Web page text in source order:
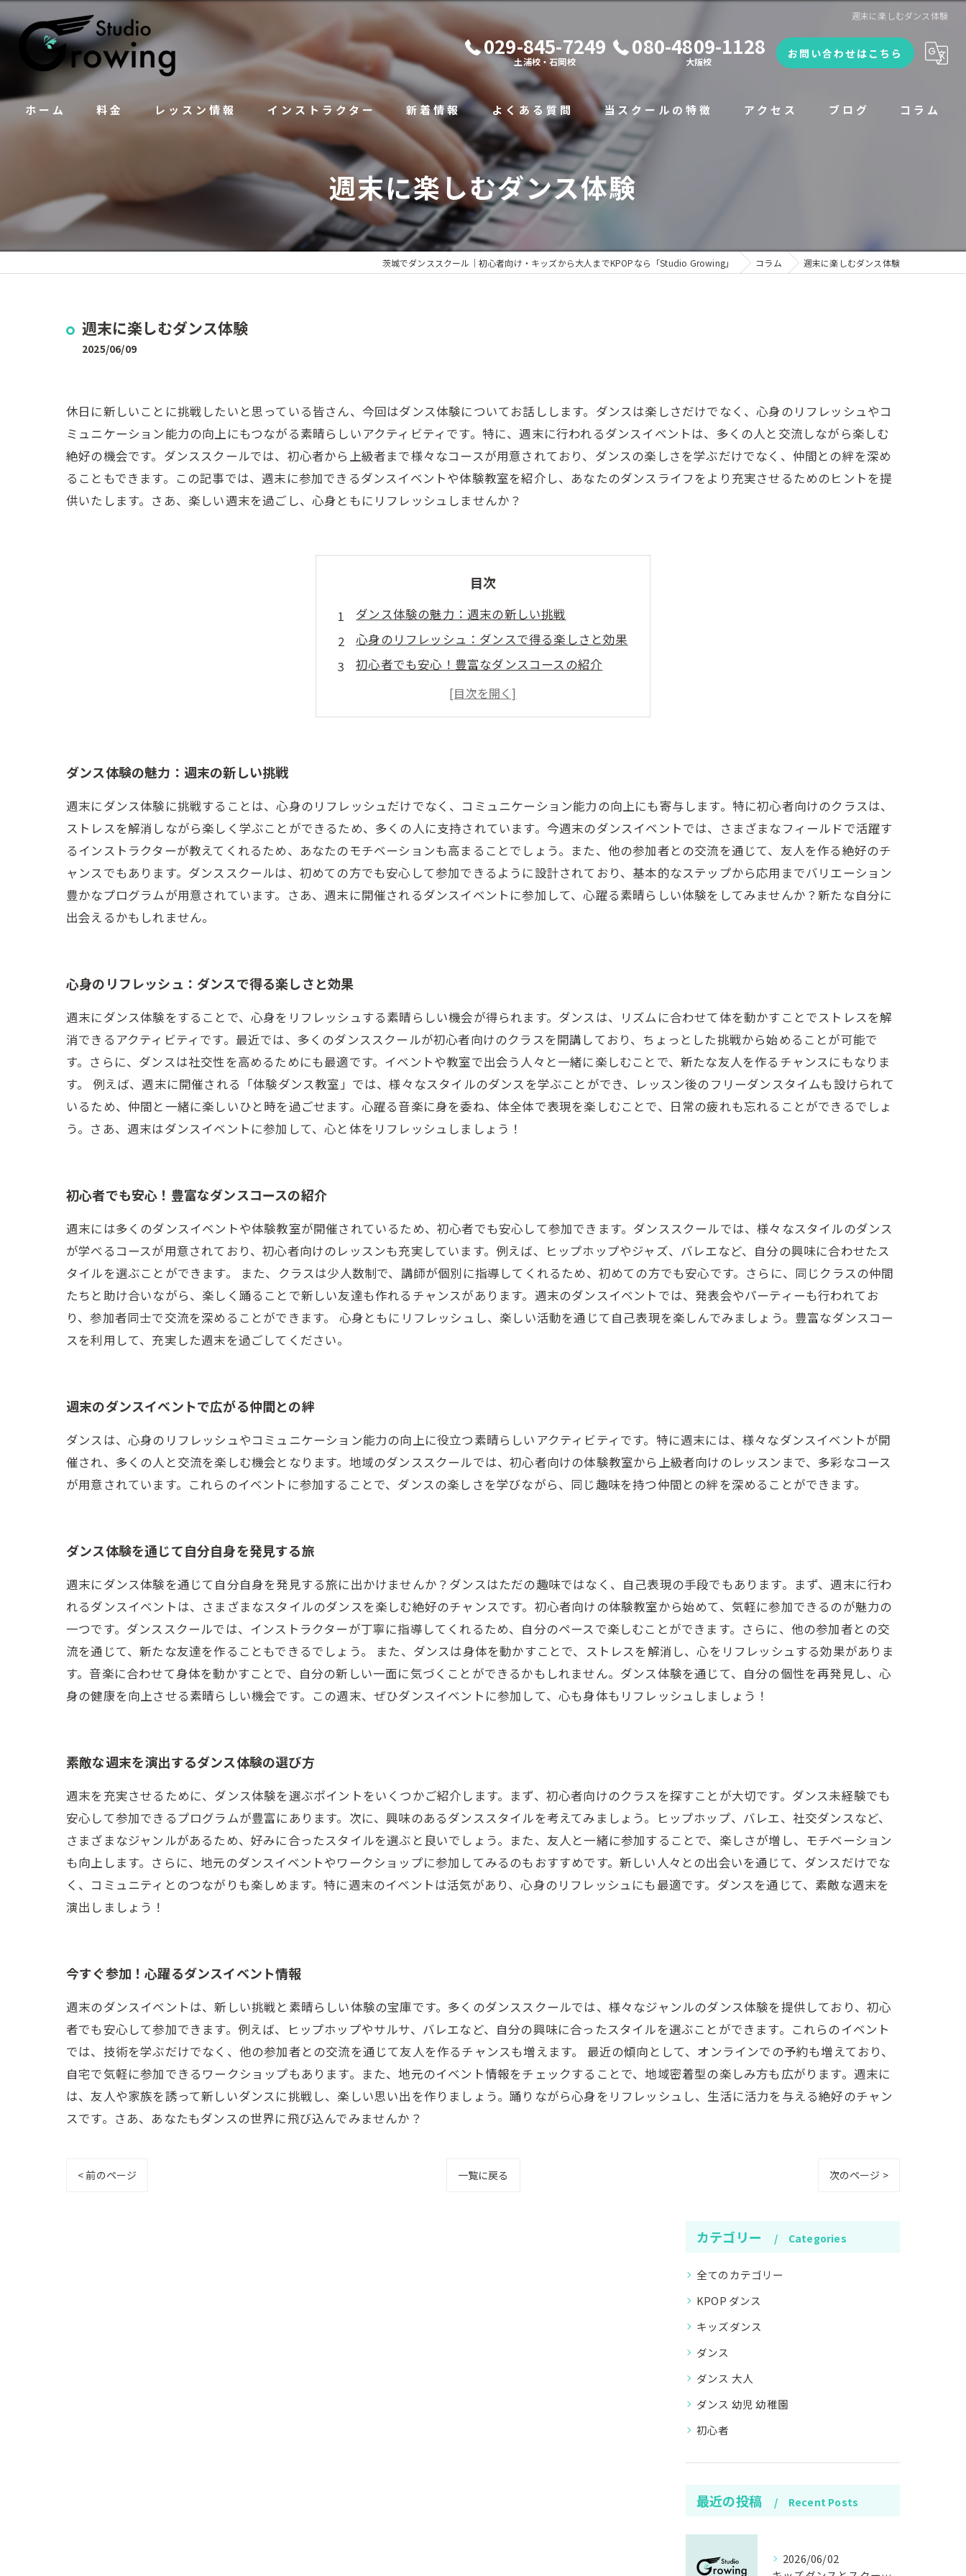
週末に楽しむダンス体験
029-845-7249
土浦校・石岡校
080-4809-1128
大阪校
お問い合わせはこちら
ホーム 料金 レッスン情報 インストラクター 新着情報 よくある質問 当スクールの特徴
初心者
キッズ
中学生
アクセス ブログ コラム
週末に楽しむダンス体験
茨城でダンススクール｜初心者向け・キッズから大人までKPOPなら「Studio Growing」 コラム 週末に楽しむダンス体験
週末に楽しむダンス体験
2025/06/09
休日に新しいことに挑戦したいと思っている皆さん、今回はダンス体験についてお話しします。ダンスは楽しさだけでなく、心身のリフレッシュやコ
ミュニケーション能力の向上にもつながる素晴らしいアクティビティです。特に、週末に行われるダンスイベントは、多くの人と交流しながら楽しむ
絶好の機会です。ダンススクールでは、初心者から上級者まで様々なコースが用意されており、ダンスの楽しさを学ぶだけでなく、仲間との絆を深め
ることもできます。この記事では、週末に参加できるダンスイベントや体験教室を紹介し、あなたのダンスライフをより充実させるためのヒントを提
供いたします。さあ、楽しい週末を過ごし、心身ともにリフレッシュしませんか？
目次
ダンス体験の魅力：週末の新しい挑戦
心身のリフレッシュ：ダンスで得る楽しさと効果
初心者でも安心！豊富なダンスコースの紹介
週末のダンスイベントで広がる仲間との絆
ダンス体験を通じて自分自身を発見する旅
ダンス体験の魅力：週末の新しい挑戦
週末にダンス体験に挑戦することは、心身のリフレッシュだけでなく、コミュニケーション能力の向上にも寄与します。特に初心者向けのクラスは、
ストレスを解消しながら楽しく学ぶことができるため、多くの人に支持されています。今週末のダンスイベントでは、さまざまなフィールドで活躍す
るインストラクターが教えてくれるため、あなたのモチベーションも高まることでしょう。また、他の参加者との交流を通じて、友人を作る絶好のチ
ャンスでもあります。ダンススクールは、初めての方でも安心して参加できるように設計されており、基本的なステップから応用までバリエーション
豊かなプログラムが用意されています。さあ、週末に開催されるダンスイベントに参加して、心躍る素晴らしい体験をしてみませんか？新たな自分に
出会えるかもしれません。
心身のリフレッシュ：ダンスで得る楽しさと効果
週末にダンス体験をすることで、心身をリフレッシュする素晴らしい機会が得られます。ダンスは、リズムに合わせて体を動かすことでストレスを解
消できるアクティビティです。最近では、多くのダンススクールが初心者向けのクラスを開講しており、ちょっとした挑戦から始めることが可能で
す。さらに、ダンスは社交性を高めるためにも最適です。イベントや教室で出会う人々と一緒に楽しむことで、新たな友人を作るチャンスにもなりま
す。 例えば、週末に開催される「体験ダンス教室」では、様々なスタイルのダンスを学ぶことができ、レッスン後のフリーダンスタイムも設けられて
いるため、仲間と一緒に楽しいひと時を過ごせます。心躍る音楽に身を委ね、体全体で表現を楽しむことで、日常の疲れも忘れることができるでしょ
う。さあ、週末はダンスイベントに参加して、心と体をリフレッシュしましょう！
初心者でも安心！豊富なダンスコースの紹介
週末には多くのダンスイベントや体験教室が開催されているため、初心者でも安心して参加できます。ダンススクールでは、様々なスタイルのダンス
が学べるコースが用意されており、初心者向けのレッスンも充実しています。例えば、ヒップホップやジャズ、バレエなど、自分の興味に合わせたス
タイルを選ぶことができます。 また、クラスは少人数制で、講師が個別に指導してくれるため、初めての方でも安心です。さらに、同じクラスの仲間
たちと助け合いながら、楽しく踊ることで新しい友達も作れるチャンスがあります。週末のダンスイベントでは、発表会やパーティーも行われてお
り、参加者同士で交流を深めることができます。 心身ともにリフレッシュし、楽しい活動を通じて自己表現を楽しんでみましょう。豊富なダンスコー
スを利用して、充実した週末を過ごしてください。
週末のダンスイベントで広がる仲間との絆
ダンスは、心身のリフレッシュやコミュニケーション能力の向上に役立つ素晴らしいアクティビティです。特に週末には、様々なダンスイベントが開
催され、多くの人と交流を楽しむ機会となります。地域のダンススクールでは、初心者向けの体験教室から上級者向けのレッスンまで、多彩なコース
が用意されています。これらのイベントに参加することで、ダンスの楽しさを学びながら、同じ趣味を持つ仲間との絆を深めることができます。
ダンス体験を通じて自分自身を発見する旅
週末にダンス体験を通じて自分自身を発見する旅に出かけませんか？ダンスはただの趣味ではなく、自己表現の手段でもあります。まず、週末に行わ
れるダンスイベントは、さまざまなスタイルのダンスを楽しむ絶好のチャンスです。初心者向けの体験教室から始めて、気軽に参加できるのが魅力の
一つです。ダンススクールでは、インストラクターが丁寧に指導してくれるため、自分のペースで楽しむことができます。さらに、他の参加者との交
流を通じて、新たな友達を作ることもできるでしょう。 また、ダンスは身体を動かすことで、ストレスを解消し、心をリフレッシュする効果がありま
す。音楽に合わせて身体を動かすことで、自分の新しい一面に気づくことができるかもしれません。ダンス体験を通じて、自分の個性を再発見し、心
身の健康を向上させる素晴らしい機会です。この週末、ぜひダンスイベントに参加して、心も身体もリフレッシュしましょう！
素敵な週末を演出するダンス体験の選び方
週末を充実させるために、ダンス体験を選ぶポイントをいくつかご紹介します。まず、初心者向けのクラスを探すことが大切です。ダンス未経験でも
安心して参加できるプログラムが豊富にあります。次に、興味のあるダンススタイルを考えてみましょう。ヒップホップ、バレエ、社交ダンスなど、
さまざまなジャンルがあるため、好みに合ったスタイルを選ぶと良いでしょう。また、友人と一緒に参加することで、楽しさが増し、モチベーション
も向上します。さらに、地元のダンスイベントやワークショップに参加してみるのもおすすめです。新しい人々との出会いを通じて、ダンスだけでな
く、コミュニティとのつながりも楽しめます。特に週末のイベントは活気があり、心身のリフレッシュにも最適です。ダンスを通じて、素敵な週末を
演出しましょう！
今すぐ参加！心躍るダンスイベント情報
週末のダンスイベントは、新しい挑戦と素晴らしい体験の宝庫です。多くのダンススクールでは、様々なジャンルのダンス体験を提供しており、初心
者でも安心して参加できます。例えば、ヒップホップやサルサ、バレエなど、自分の興味に合ったスタイルを選ぶことができます。これらのイベント
では、技術を学ぶだけでなく、他の参加者との交流を通じて友人を作るチャンスも増えます。 最近の傾向として、オンラインでの予約も増えており、
自宅で気軽に参加できるワークショップもあります。また、地元のイベント情報をチェックすることで、地域密着型の楽しみ方も広がります。週末に
は、友人や家族を誘って新しいダンスに挑戦し、楽しい思い出を作りましょう。踊りながら心身をリフレッシュし、生活に活力を与える絶好のチャン
スです。さあ、あなたもダンスの世界に飛び込んでみませんか？
< 前のページ 一覧に戻る 次のページ >
カテゴリー Categories
全てのカテゴリー
KPOP ダンス
キッズダンス
ダンス
ダンス 大人
ダンス 幼児 幼稚園
初心者
最近の投稿 Recent Posts
2026/06/02